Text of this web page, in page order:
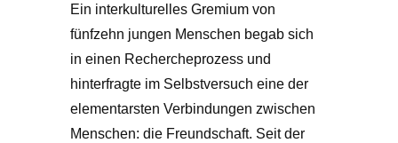
Ein interkulturelles Gremium von
fünfzehn jungen Menschen begab sich
in einen Rechercheprozess und
hinterfragte im Selbstversuch eine der
elementarsten Verbindungen zwischen
Menschen: die Freundschaft. Seit der